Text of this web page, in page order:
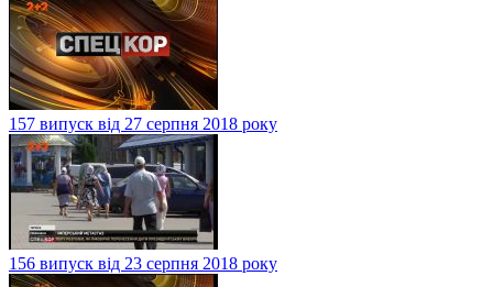
157 випуск від 27 серпня 2018 року
156 випуск від 23 серпня 2018 року